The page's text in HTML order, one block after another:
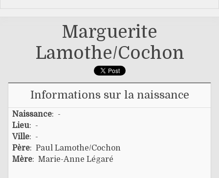
Marguerite
Lamothe/cochon
Informations sur la naissance
Naissance: -
Lieu: -
Ville: -
Père: Paul Lamothe/cochon
Mère: Marie-Anne Légaré